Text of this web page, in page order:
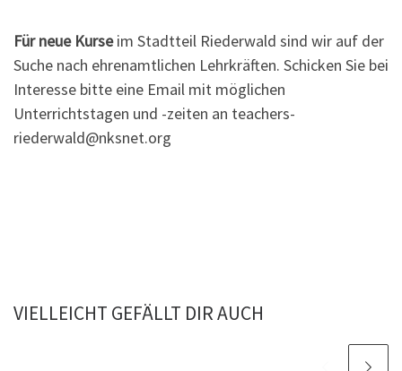
Für neue Kurseim Stadtteil Riederwald sind wir auf der
Suche nach ehrenamtlichen Lehrkräften. Schicken Sie bei
Interesse bitte eine Email mit möglichen
Unterrichtstagen und -zeiten an teachers-
riederwald@nksnet.org
VIELLEICHT GEFÄLLT DIR AUCH